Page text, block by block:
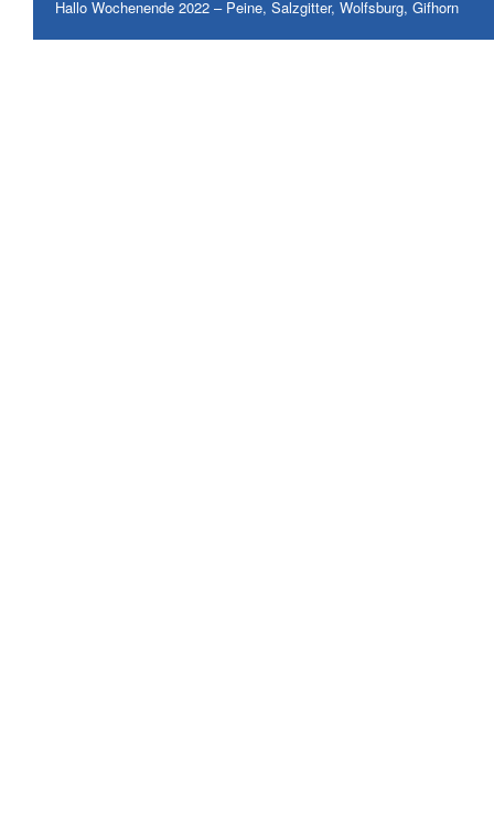
Hallo Wochenende 2022 – Peine, Salzgitter, Wolfsburg, Gifhorn